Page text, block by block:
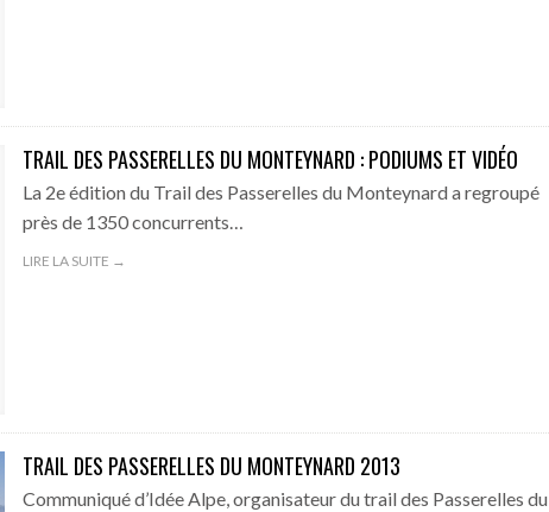
TRAIL DES PASSERELLES DU MONTEYNARD : PODIUMS ET VIDÉO
La 2e édition du Trail des Passerelles du Monteynard a regroupé
près de 1350 concurrents…
LIRE LA SUITE →
TRAIL DES PASSERELLES DU MONTEYNARD 2013
Communiqué d’Idée Alpe, organisateur du trail des Passerelles du